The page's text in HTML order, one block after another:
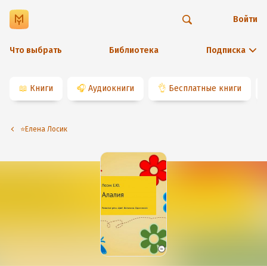
Что выбрать Библиотека Подписка
Войти
📖 Книги 🎧 Аудиокниги 👌 Бесплатные книги
⭐️Елена Лосик